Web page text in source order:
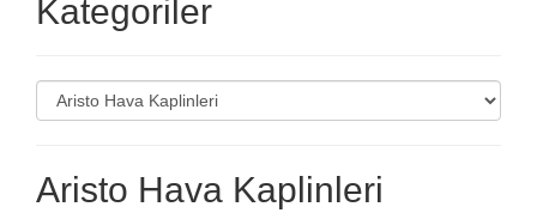
Kategoriler
Aristo Hava Kaplinleri